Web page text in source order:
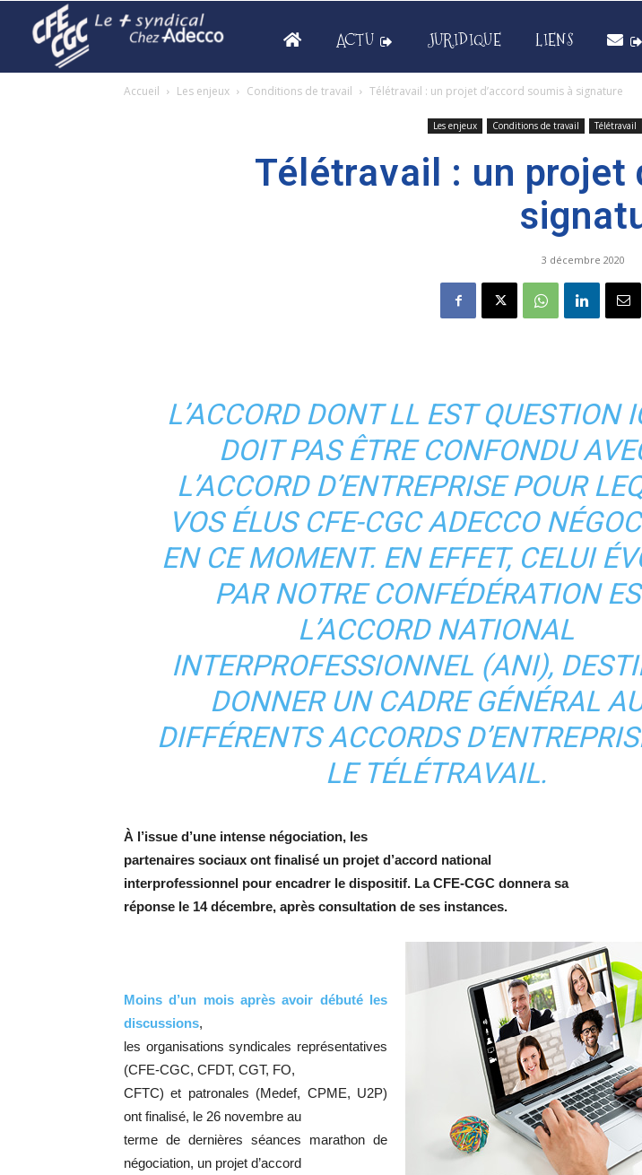
ACTU JURIDIQUE LIENS
Accueil Les enjeux Conditions de travail Télétravail : un projet d’accord soumis à signature
Les enjeux Conditions de travail Télétravail
Télétravail : un projet
3 décembre 2020
L’ACCORD DONT LL EST QUESTION
DOIT PAS ÊTRE CONFONDU
L’ACCORD D’ENTREPRISE POUR
VOS ÉLUS CFE-CGC ADECCO
EN CE MOMENT. EN EFFET, CELUI
PAR NOTRE CONFÉDÉRATION
L’ACCORD NATIONAL
INTERPROFESSIONNEL (ANI),
DONNER UN CADRE GÉNÉRAL
DIFFÉRENTS ACCORDS
LE TÉLÉTRAVAIL.
À l’issue d’une intense négociation, les
partenaires sociaux ont finalisé un projet d’accord national
interprofessionnel pour encadrer le dispositif. La CFE-CGC donnera sa
réponse le 14 décembre, après consultation de ses instances.
Moins d’un mois après avoir débuté les
discussions,
les organisations syndicales représentatives
(CFE-CGC, CFDT, CGT, FO,
CFTC) et patronales (Medef, CPME, U2P)
ont finalisé, le 26 novembre au
terme de dernières séances marathon de
négociation, un projet d’accord